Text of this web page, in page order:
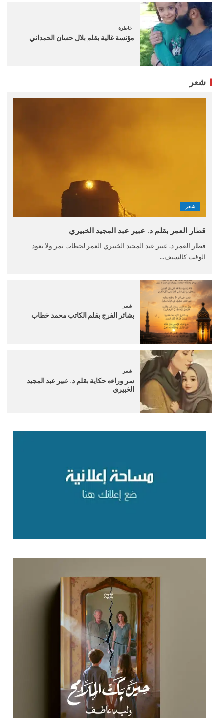
خاطرة
مؤنسة غالية بقلم بلال حسان الحمداني
شعر
شعر
قطار العمر بقلم د. عبير عبد المجيد الخبيري
قطار العمر د. عبير عبد المجيد الخبيري العمر لحظات تمر ولا تعود
الوقت كالسيف...
شعر
بشائر الفرج بقلم الكاتب محمد خطاب
شعر
سر وراءه حكاية بقلم د. عبير عبد المجيد
الخبيري